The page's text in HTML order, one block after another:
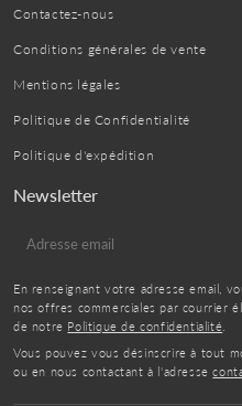
Contactez-nous
Conditions générales de vente
Mentions légales
Politique de Confidentialité
Politique d'expédition
Newsletter
mail
En renseignant votre adresse email,
nos offres commerciales par courrier
de notre Politique de confidentialité
Vous pouvez vous désinscrire à tout
ou en nous contactant à l'adresse